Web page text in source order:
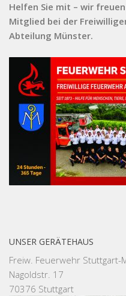
Helfen Sie mit – wir
Mitglied bei der
Abteilung Münster.
UNSER GERÄTEHAUS
Freiw. Feuerwehr Stuttgart-
Nagoldstr. 17
70376 Stuttgart